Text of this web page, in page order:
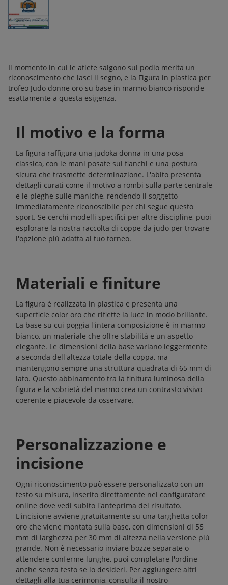
Il momento in cui le atlete salgono sul podio merita un
riconoscimento che lasci il segno, e la Figura in plastica per
trofeo Judo donne oro su base in marmo bianco risponde
esattamente a questa esigenza.
Il motivo e la forma
La figura raffigura una judoka donna in una posa
classica, con le mani posate sui fianchi e una postura
sicura che trasmette determinazione. L'abito presenta
dettagli curati come il motivo a rombi sulla parte centrale
e le pieghe sulle maniche, rendendo il soggetto
immediatamente riconoscibile per chi segue questo
sport. Se cerchi modelli specifici per altre discipline, puoi
esplorare la nostra raccolta di coppe da judo per trovare
l'opzione più adatta al tuo torneo.
Materiali e finiture
La figura è realizzata in plastica e presenta una
superficie color oro che riflette la luce in modo brillante.
La base su cui poggia l'intera composizione è in marmo
bianco, un materiale che offre stabilità e un aspetto
elegante. Le dimensioni della base variano leggermente
a seconda dell'altezza totale della coppa, ma
mantengono sempre una struttura quadrata di 65 mm di
lato. Questo abbinamento tra la finitura luminosa della
figura e la sobrietà del marmo crea un contrasto visivo
coerente e piacevole da osservare.
Personalizzazione e
incisione
Ogni riconoscimento può essere personalizzato con un
testo su misura, inserito direttamente nel configuratore
online dove vedi subito l'anteprima del risultato.
L'incisione avviene gratuitamente su una targhetta color
oro che viene montata sulla base, con dimensioni di 55
mm di larghezza per 30 mm di altezza nella versione più
grande. Non è necessario inviare bozze separate o
attendere conferme lunghe, puoi completare l'ordine
anche senza testo se lo desideri. Per aggiungere altri
dettagli alla tua cerimonia, consulta il nostro